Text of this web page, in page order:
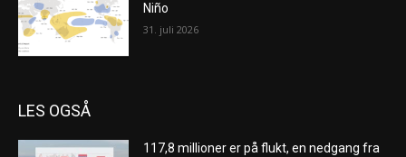
Niño
31. juli 2026
LES OGSÅ
117,8 millioner er på flukt, en nedgang fra